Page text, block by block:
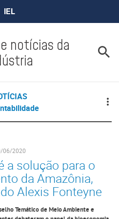
IEL
notícias da
06/2020
a solução para o
da Amazônia,
Alexis Fonteyne
Temático de Meio Ambiente e